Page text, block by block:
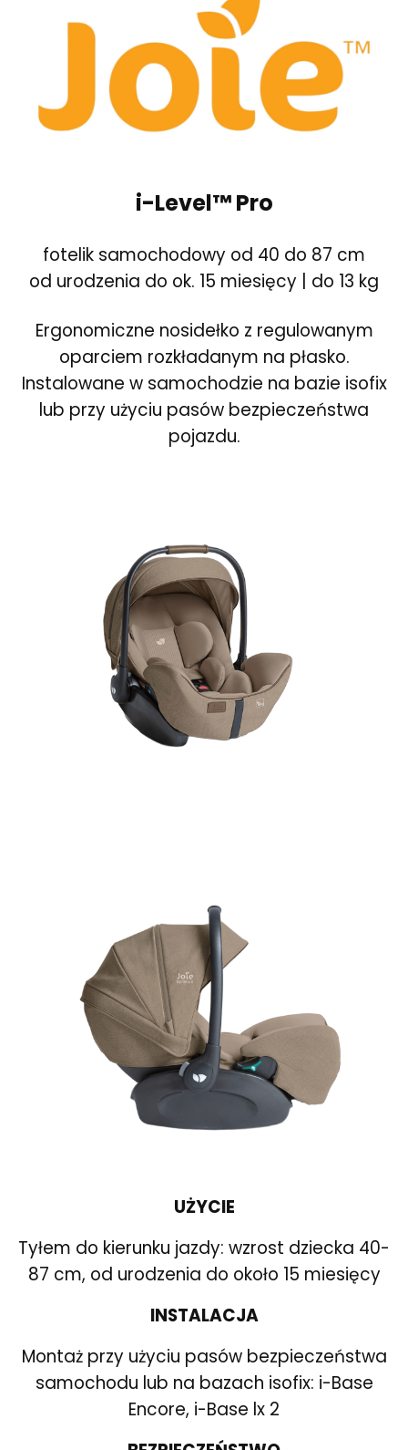
i-Level™ Pro
fotelik samochodowy od 40 do 87 cm
od urodzenia do ok. 15 miesięcy | do 13 kg
Ergonomiczne nosidełko z regulowanym
oparciem rozkładanym na płasko.
Instalowane w samochodzie na bazie isofix
lub przy użyciu pasów bezpieczeństwa
pojazdu.
UŻYCIE
Tyłem do kierunku jazdy: wzrost dziecka 40-
87 cm, od urodzenia do około 15 miesięcy
INSTALACJA
Montaż przy użyciu pasów bezpieczeństwa
samochodu lub na bazach isofix: i-Base
Encore, i-Base lx 2